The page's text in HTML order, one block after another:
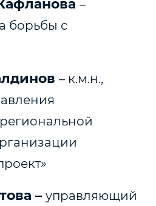
–
борьбы с
– к.м.н.,
– управляющий